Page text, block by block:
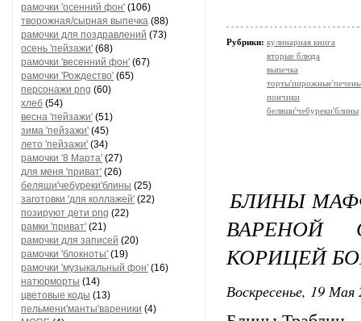
рамочки 'осенний фон' (106)
творожная/сырная выпечка (88)
рамочки для поздравлений (73)
осень 'пейзажи' (68)
рамочки 'весенний фон' (67)
рамочки 'Рождество' (65)
персонажи png (60)
хлеб (54)
весна 'пейзажи' (51)
зима 'пейзажи' (45)
лето 'пейзажи' (34)
рамочки '8 Марта' (27)
для меня 'приват' (26)
беляши'чебуреки'блины (25)
заготовки 'для коллажей' (22)
позируют дети png (22)
рамки 'приват' (21)
рамочки для записей (20)
рамочки 'блокноты' (19)
рамочки 'музыкальный фон' (16)
натюрморты (14)
цветовые коды (13)
пельмени'манты'вареники (4)
Рубрики: кулинарная книга
вторые блюда
выпечка
пончики
беляши'чебуреки'блины
БЛИНЫ
ВАРЕНОЙ
КОРИЦЕЙ
Воскресенье, 19